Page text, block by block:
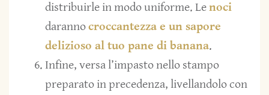
distribuirle in modo uniforme. Lenoci
darannocroccantezza e un sapore
delizioso al tuo pane di banana.
Infine, versa l’impasto nello stampo
preparato in precedenza, livellandolo con